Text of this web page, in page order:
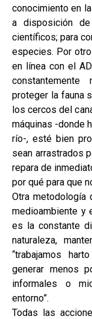
conocimiento en
a disposición
científicos; para
especies. Por
en línea con el
proteger la fauna
los cercos del
máquinas -donde
río-, esté bien
sean arrastrados
repara de
por qué para que
Otra metodología
medioambiente y
es la constante
naturaleza,
“trabajamos
generar menos
informales o
entorno”.
Todas las